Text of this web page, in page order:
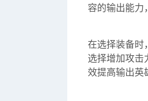
容的输出能力
在选择装备时
选择增加攻击
效提高输出英